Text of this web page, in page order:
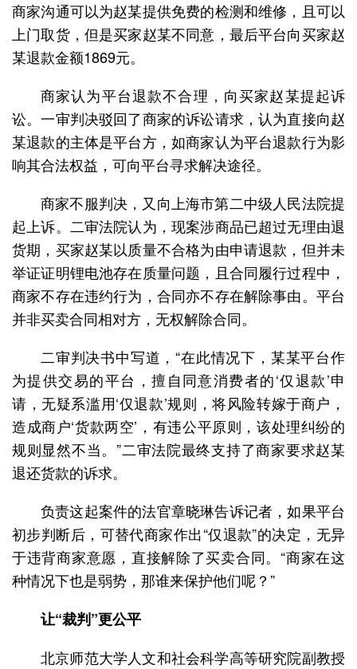
商家沟通可以为赵某提供免费的检测和维修，且可以
上门取货，但是买家赵某不同意，最后平台向买家赵
某退款金额1869元。
商家认为平台退款不合理，向买家赵某提起诉
讼。一审判决驳回了商家的诉讼请求，认为直接向赵
某退款的主体是平台方，如商家认为平台退款行为影
响其合法权益，可向平台寻求解决途径。
商家不服判决，又向上海市第二中级人民法院提
起上诉。二审法院认为，现案涉商品已超过无理由退
货期，买家赵某以质量不合格为由申请退款，但并未
举证证明锂电池存在质量问题，且合同履行过程中，
商家不存在违约行为，合同亦不存在解除事由。平台
并非买卖合同相对方，无权解除合同。
二审判决书中写道，“在此情况下，某某平台作
为提供交易的平台，擅自同意消费者的‘仅退款’申
请，无疑系滥用‘仅退款’规则，将风险转嫁于商户，
造成商户‘货款两空’，有违公平原则，该处理纠纷的
规则显然不当。”二审法院最终支持了商家要求赵某
退还货款的诉求。
负责这起案件的法官章晓琳告诉记者，如果平台
初步判断后，可替代商家作出“仅退款”的决定，无异
于违背商家意愿，直接解除了买卖合同。“商家在这
种情况下也是弱势，那谁来保护他们呢？”
让“裁判”更公平
北京师范大学人文和社会科学高等研究院副教授